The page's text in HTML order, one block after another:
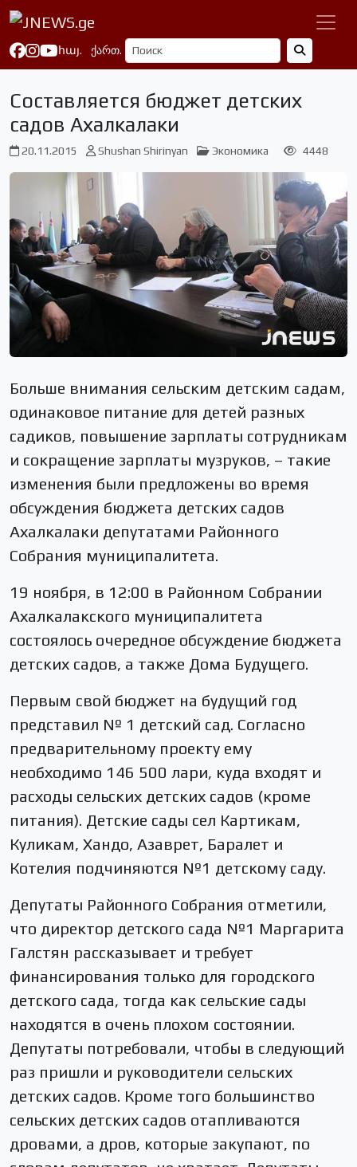
հայ. ქართ.
Cоставляется бюджет детских
садов Ахалкалаки
20.11.2015 Shushan Shirinyan Экономика 4448
Больше внимания сельским детским садам,
одинаковое питание для детей разных
садиков, повышение зарплаты сотрудникам
и сокращение зарплаты музруков, – такие
изменения были предложены во время
обсуждения бюджета детских садов
Ахалкалаки депутатами Районного
Собрания муниципалитета.
19 ноября, в 12:00 в Районном Собрании
Ахалкалакского муниципалитета
состоялось очередное обсуждение бюджета
детских садов, а также Дома Будущего.
Первым свой бюджет на будущий год
представил № 1 детский сад. Согласно
предварительному проекту ему
необходимо 146 500 лари, куда входят и
расходы сельских детских садов (кроме
питания). Детские сады сел Картикам,
Куликам, Хандо, Азаврет, Баралет и
Котелия подчиняются №1 детскому саду.
Депутаты Районного Собрания отметили,
что директор детского сада №1 Маргарита
Галстян рассказывает и требует
финансирования только для городского
детского сада, тогда как сельские сады
находятся в очень плохом состоянии.
Депутаты потребовали, чтобы в следующий
раз пришли и руководители сельских
детских садов. Кроме того большинство
сельских детских садов отапливаются
дровами, а дров, которые закупают, по